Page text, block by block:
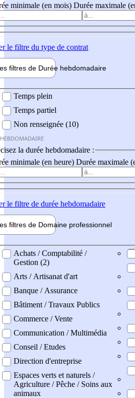
minimale (en mois) Durée maximale
le filtre du type de contrat
filtres de Durée hebdomadaire
Temps plein
Temps partiel
Non renseignée (10)
la durée hebdomadaire :
minimale (en heure) Durée maximale
le filtre de durée hebdomadaire
filtres de Domaine professionnel
professionel
Achats / Comptabilité /
Gestion (2)
Arts / Artisanat d'art
Banque / Assurance
Bâtiment / Travaux Publics
Commerce / Vente
Communication / Multimédia
Conseil / Etudes
Direction d'entreprise
Espaces verts et naturels /
Agriculture / Pêche / Soins aux
animaux